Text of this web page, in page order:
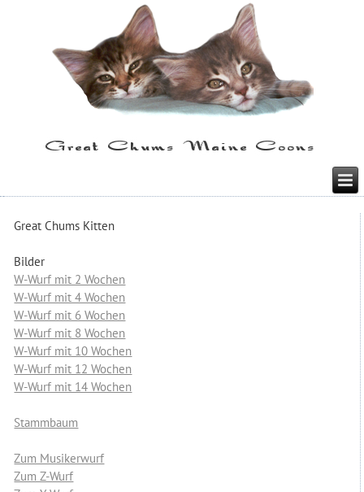
Great Chums Kitten
Bilder
W-Wurf mit 2 Wochen
W-Wurf mit 4 Wochen
W-Wurf mit 6 Wochen
W-Wurf mit 8 Wochen
W-Wurf mit 10 Wochen
W-Wurf mit 12 Wochen
W-Wurf mit 14 Wochen
Stammbaum
Zum Musikerwurf
Zum Z-Wurf